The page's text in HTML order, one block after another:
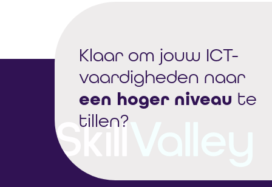
Klaar om jouw ICT-
vaardigheden naar
een hoger niveau te
tillen?